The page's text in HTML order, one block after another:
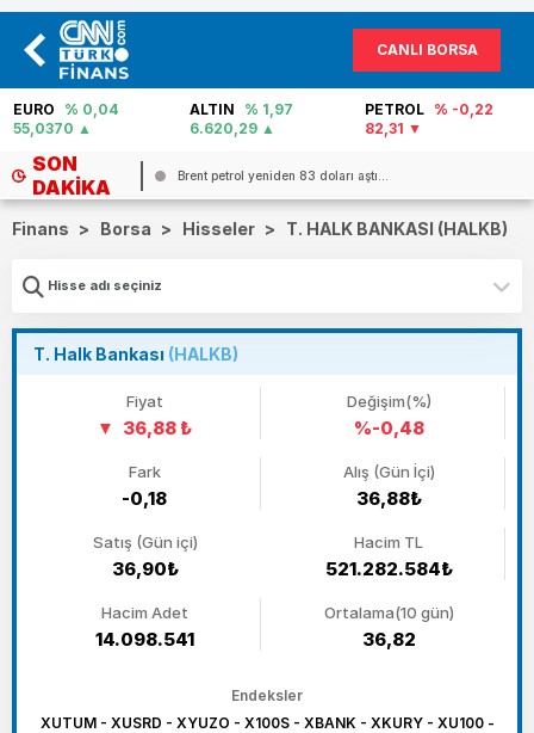
CANLI BORSA
EURO
% 0,04
55,0370
ALTIN
% 1,97
6.620,29
PETROL % -0,22
82,31
SON
DAKIKA
Brent petrol yeniden 83 doları aştı...
Finans > Borsa > Hisseler > T. HALK BANKASI (HALKB)
T. Halk Bankası (HALKB)
Fiyat
36,88 ₺
Değişim(%)
%-0,48
Fark
-0,18
Alış (Gün İçi)
36,88₺
Satış (Gün içi)
36,90₺
Hacim TL
521.282.584₺
Hacim Adet
14.098.541
Ortalama(10 gün)
36,82
Endeksler
XUTUM - XUSRD - XYUZO - X100S - XBANK - XKURY - XU100 -